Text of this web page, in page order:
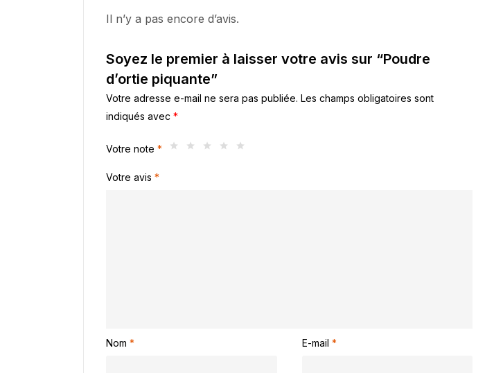
Il n’y a pas encore d’avis.
Soyez le premier à laisser votre avis sur “Poudre
d’ortie piquante”
Votre adresse e-mail ne sera pas publiée. Les champs obligatoires sont
indiqués avec *
Votre note *
Votre avis *
Nom * E-mail *